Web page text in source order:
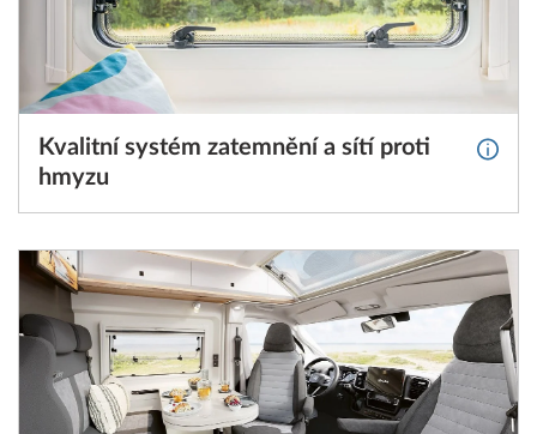
Kvalitní systém zatemnění a sítí proti
hmyzu
Více